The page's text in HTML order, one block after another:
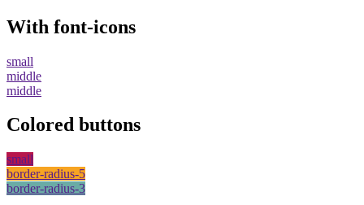
With font-icons
small
middle
middle
Colored buttons
small
border-radius-5
border-radius-3